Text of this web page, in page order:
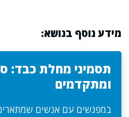
מידע נוסף בנושא:
תסמיני מחלת כבד:
ומתקדמים
במפגשים עם אנשים